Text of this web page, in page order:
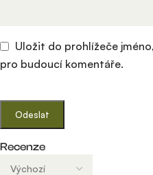
Recenze
Uložit do prohlížeče
pro budoucí komentáře.